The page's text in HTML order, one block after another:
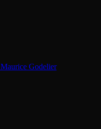
Maurice Godelier